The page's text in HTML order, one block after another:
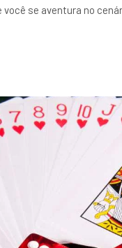
você se aventura no